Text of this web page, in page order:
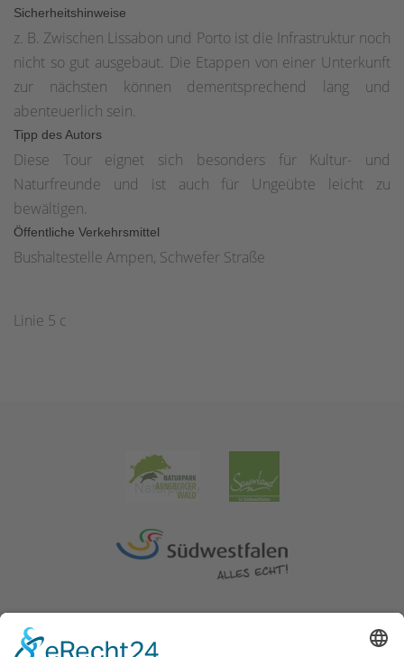
Sicherheitshinweise
z. B. Zwischen Lissabon und Porto ist die Infrastruktur noch
nicht so gut ausgebaut. Die Etappen von einer Unterkunft
zur nächsten können dementsprechend lang und
abenteuerlich sein.
Tipp des Autors
Diese Tour eignet sich besonders für Kultur- und
Naturfreunde und ist auch für Ungeübte leicht zu
bewältigen.
Öffentliche Verkehrsmittel
Bushaltestelle Ampen, Schwefer Straße
Linie 5 c